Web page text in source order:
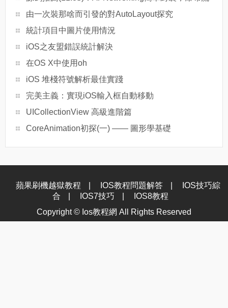
由一次裝那啥而引發的對AutoLayout探究
統計項目中圖片使用情況
iOS之友盟錯誤統計解決
在OS X中使用oh
iOS 堆棧符號解析最佳實踐
完美主義：實現iOS輸入框自動移動
UICollectionView 高級進階篇
CoreAnimation初探(一) —— 圖形學基礎
蘋果刷機越獄教程 IOS教程問題解答
IOS技巧綜
合
IOS7技巧
IOS8教程
Copyright © Ios教程網 All Rights Reserved